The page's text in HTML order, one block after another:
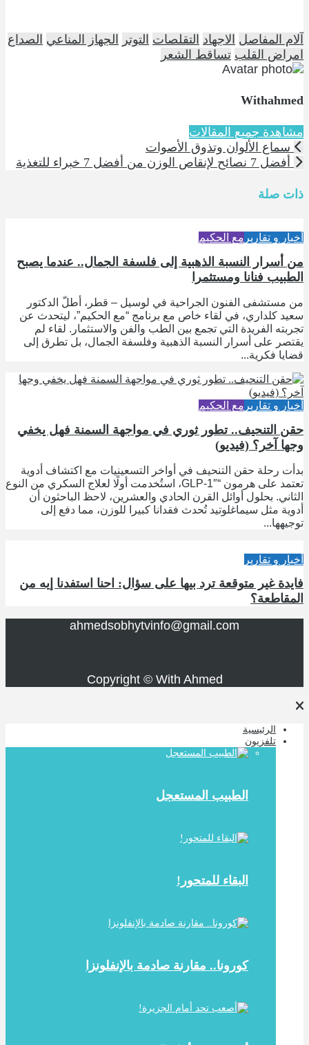
آلام المفاصل الاجهاد التقلصات التوتر الجهاز المناعي الصداع
امراض القلب تساقط الشعر
Withahmed
مشاهدة جميع المقالات
سماع الألوان وتذوق الأصوات
أفضل 7 نصائح لإنقاص الوزن من أفضل 7 خبراء للتغذية
ذات صلة
أخبار و تقارير مع الحكيم
من أسرار النسبة الذهبية إلى فلسفة الجمال.. عندما يصبح
الطبيب فنانا ومستثمرا
من مستشفى الفنون الجراحية في لوسيل – قطر، أطلّ الدكتور
سعيد كلداري، في لقاء خاص مع برنامج “مع الحكيم”، ليتحدث عن
تجربته الفريدة التي تجمع بين الطب والفن والاستثمار. لقاء لم
يقتصر على أسرار النسبة الذهبية وفلسفة الجمال، بل تطرق إلى
قضايا فكرية...
أخبار و تقارير مع الحكيم
حقن التنحيف.. تطور ثوري في مواجهة السمنة فهل يخفي
وجها آخر؟ (فيديو)
بدأت رحلة حقن التنحيف في أواخر التسعينيات مع اكتشاف أدوية
تعتمد على هرمون “GLP-1″، استُخدمت أولًا لعلاج السكري من النوع
الثاني. بحلول أوائل القرن الحادي والعشرين، لاحظ الباحثون أن
أدوية مثل سيماغلوتيد تُحدث فقدانا كبيرا للوزن، مما دفع إلى
توجيهها...
أخبار و تقارير
فايدة غير متوقعة ترد بيها على سؤال: احنا استفدنا إيه من
المقاطعة؟
ahmedsobhytvinfo@gmail.com
Copyright © With Ahmed
الرئيسية
تلفزيون
الطبيب المستعجل
البقاء للمتحور!
كورونا.. مقارنة صادمة بالإنفلونزا